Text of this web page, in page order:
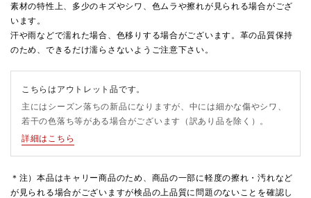
素材の特性上、多少のキズやシワ、色ムラや擦れが見られる場合がござ
います。
汗や雨などで濡れた場合、色移りする場合がございます。革の品質保持
のため、できるだけ濡らさないようご注意下さい。
こちらはアウトレット品です。
主にはシーズン落ちの新品になりますが、中には細かな傷やシワ、
若干の色落ち等がある場合がございます（訳あり品を除く）。
詳細はこちら
＊注）本品はキャリー商品のため、商品の一部に軽度の擦れ・汚れなど
が見られる場合がございますが検品の上品質に問題のないことを確認し